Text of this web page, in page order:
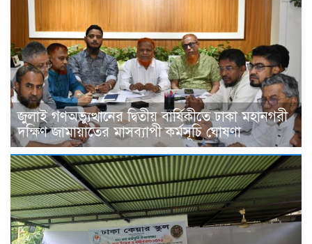
জুলাই গণঅভ্যুত্থানের দ্বিতীয় বার্ষিকীতে ঢাকা মহানগরী
দক্ষিণ জামায়াতের মাসব্যাপী কর্মসূচি ঘোষণা